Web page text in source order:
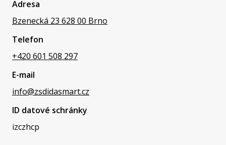
Adresa
Bzenecká 23 628 00 Brno
Telefon
+420 601 508 297
E-mail
info@zsdidasmart.cz
ID datové schránky
izczhcp